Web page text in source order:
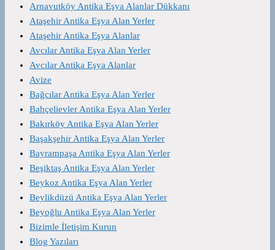
Arnavutköy Antika Eşya Alanlar Dükkanı
Ataşehir Antika Eşya Alan Yerler
Ataşehir Antika Eşya Alanlar
Avcılar Antika Eşya Alan Yerler
Avcılar Antika Eşya Alanlar
Avize
Bağcılar Antika Eşya Alan Yerler
Bahçelievler Antika Eşya Alan Yerler
Bakırköy Antika Eşya Alan Yerler
Başakşehir Antika Eşya Alan Yerler
Bayrampaşa Antika Eşya Alan Yerler
Beşiktaş Antika Eşya Alan Yerler
Beykoz Antika Eşya Alan Yerler
Beylikdüzü Antika Eşya Alan Yerler
Beyoğlu Antika Eşya Alan Yerler
Bizimle İletişim Kurun
Blog Yazıları